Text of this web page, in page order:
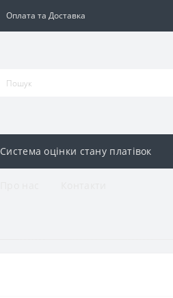
Оплата та Доставка
Система оцінки стану платівок